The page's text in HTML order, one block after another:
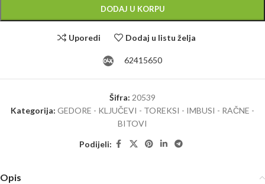
DODAJ U KORPU
Uporedi Dodaj u listu želja
62415650
Šifra: 20539
Kategorija: GEDORE - KLJUČEVI - TOREKSI - IMBUSI - RAČNE -
BITOVI
Podijeli:
Opis